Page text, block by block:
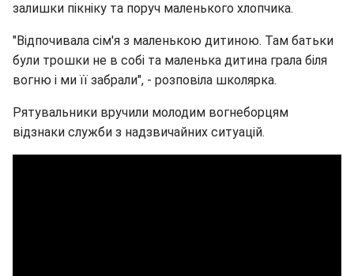
залишки пікніку та поруч маленького хлопчика.
"Відпочивала сім'я з маленькою дитиною. Там батьки
були трошки не в собі та маленька дитина грала біля
вогню і ми її забрали", - розповіла школярка.
Рятувальники вручили молодим вогнеборцям
відзнаки служби з надзвичайних ситуацій.